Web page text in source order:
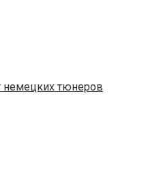
немецких тюнеров